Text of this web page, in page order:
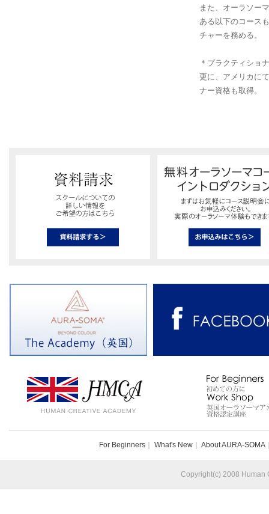
また、オーラソー
ある以下のコース
チャーを務める。
＊プラクティショ
更に、アメリカに
ナー資格も取得。
For Beginners What's New About AURA-SOMA
Copyright(c) 2008 Human